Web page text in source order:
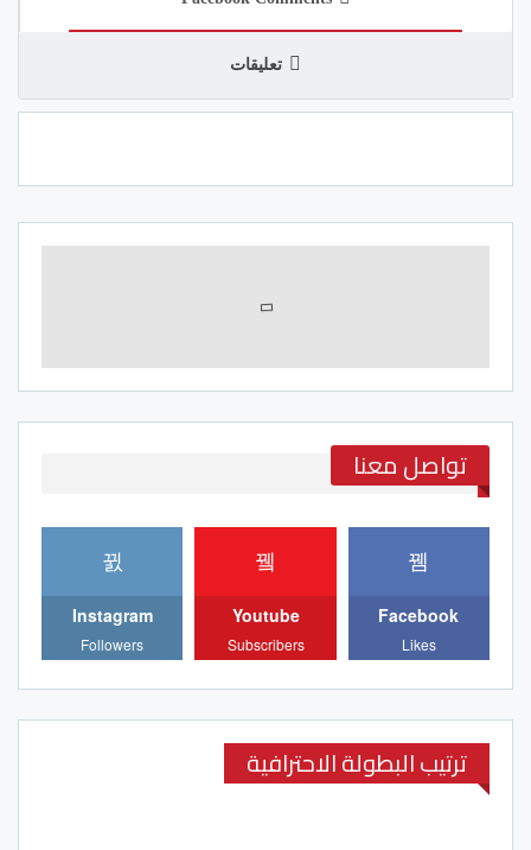
تعليقات
تواصل معنا
Facebook
Likes
Youtube
Subscribers
Instagram
Followers
ترتيب البطولة الاحترافية